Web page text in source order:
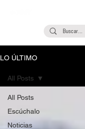
LO ÚLTIMO
All Posts
Escúchalo
Noticias
All Posts